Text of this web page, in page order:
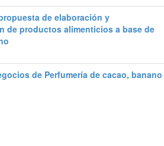
de elaboración y
de productos alimenticios a base de
de Perfumería de cacao, banano